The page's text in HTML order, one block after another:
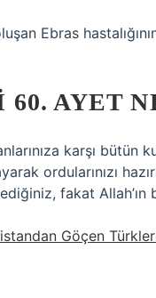
Ebras
60. AYET
karşı
ordularınızı
fakat
Göçen